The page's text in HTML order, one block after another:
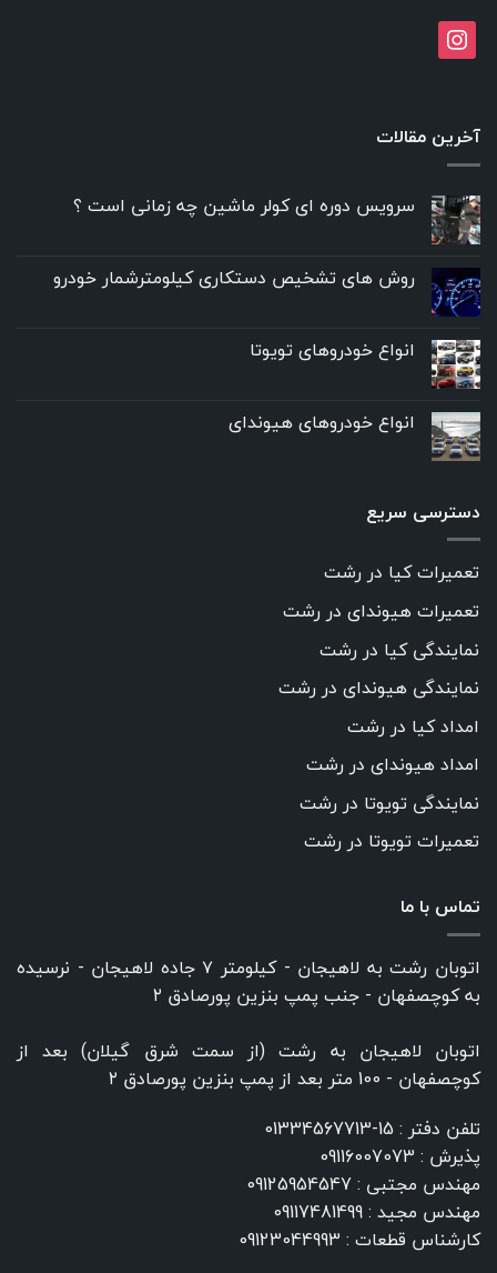
instagram
آخرین مقالات
سرویس دوره ای کولر ماشین چه زمانی است ؟
روش های تشخیص دستکاری کیلومترشمار خودرو
انواع خودروهای تویوتا
انواع خودروهای هیوندای
دسترسی سریع
تعمیرات کیا در رشت
تعمیرات هیوندای در رشت
نمایندگی کیا در رشت
نمایندگی هیوندای در رشت
امداد کیا در رشت
امداد هیوندای در رشت
نمایندگی تویوتا در رشت
تعمیرات تویوتا در رشت
تماس با ما
اتوبان رشت به لاهیجان - کیلومتر ۷ جاده لاهیجان - نرسیده
به کوچصفهان - جنب پمپ بنزین پورصادق ۲
اتوبان لاهیجان به رشت (از سمت شرق گیلان) بعد از
کوچصفهان - 100 متر بعد از پمپ بنزین پورصادق ۲
تلفن دفتر : 15-01334567713
پذیرش : 09116007073
مهندس مجتبی :09125954547
مهندس مجید :09117481499
کارشناس قطعات : 09123044993